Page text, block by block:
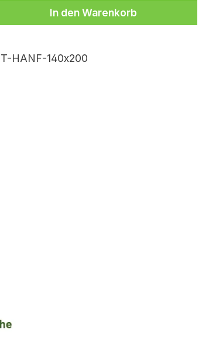
Gib den gewünschten
In den Warenkorb
HANF-140x200